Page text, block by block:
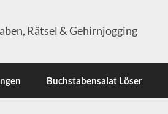
Rätsel & Gehirnjogging
Buchstabensalat Löser